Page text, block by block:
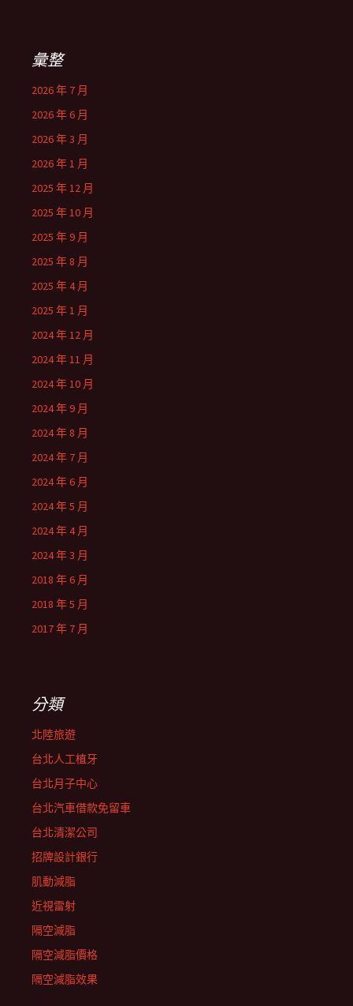
彙整
2026 年 7 月
2026 年 6 月
2026 年 3 月
2026 年 1 月
2025 年 12 月
2025 年 10 月
2025 年 9 月
2025 年 8 月
2025 年 4 月
2025 年 1 月
2024 年 12 月
2024 年 11 月
2024 年 10 月
2024 年 9 月
2024 年 8 月
2024 年 7 月
2024 年 6 月
2024 年 5 月
2024 年 4 月
2024 年 3 月
2018 年 6 月
2018 年 5 月
2017 年 7 月
分類
北陸旅遊
台北人工植牙
台北月子中心
台北汽車借款免留車
台北清潔公司
招牌設計銀行
肌動減脂
近視雷射
隔空減脂
隔空減脂價格
隔空減脂效果